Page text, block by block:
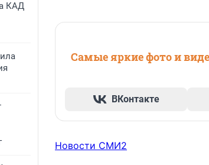
КАД
Самые яркие фото и
ВКонтакте
Новости СМИ2